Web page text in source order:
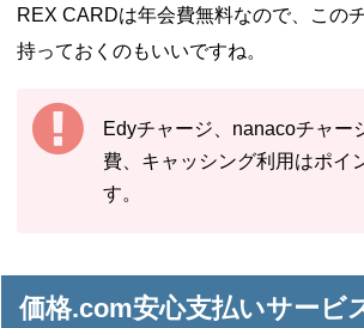
REX CARDは年会費無料なので、この
持っておくのもいいですね。
Edyチャージ、nanacoチャー
費、キャッシング利用はポイ
す。
価格.com安心支払いサービ